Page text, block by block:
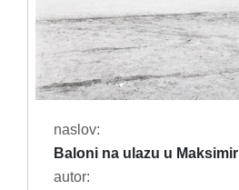
naslov:
Baloni na ulazu u Maksimir
autor: